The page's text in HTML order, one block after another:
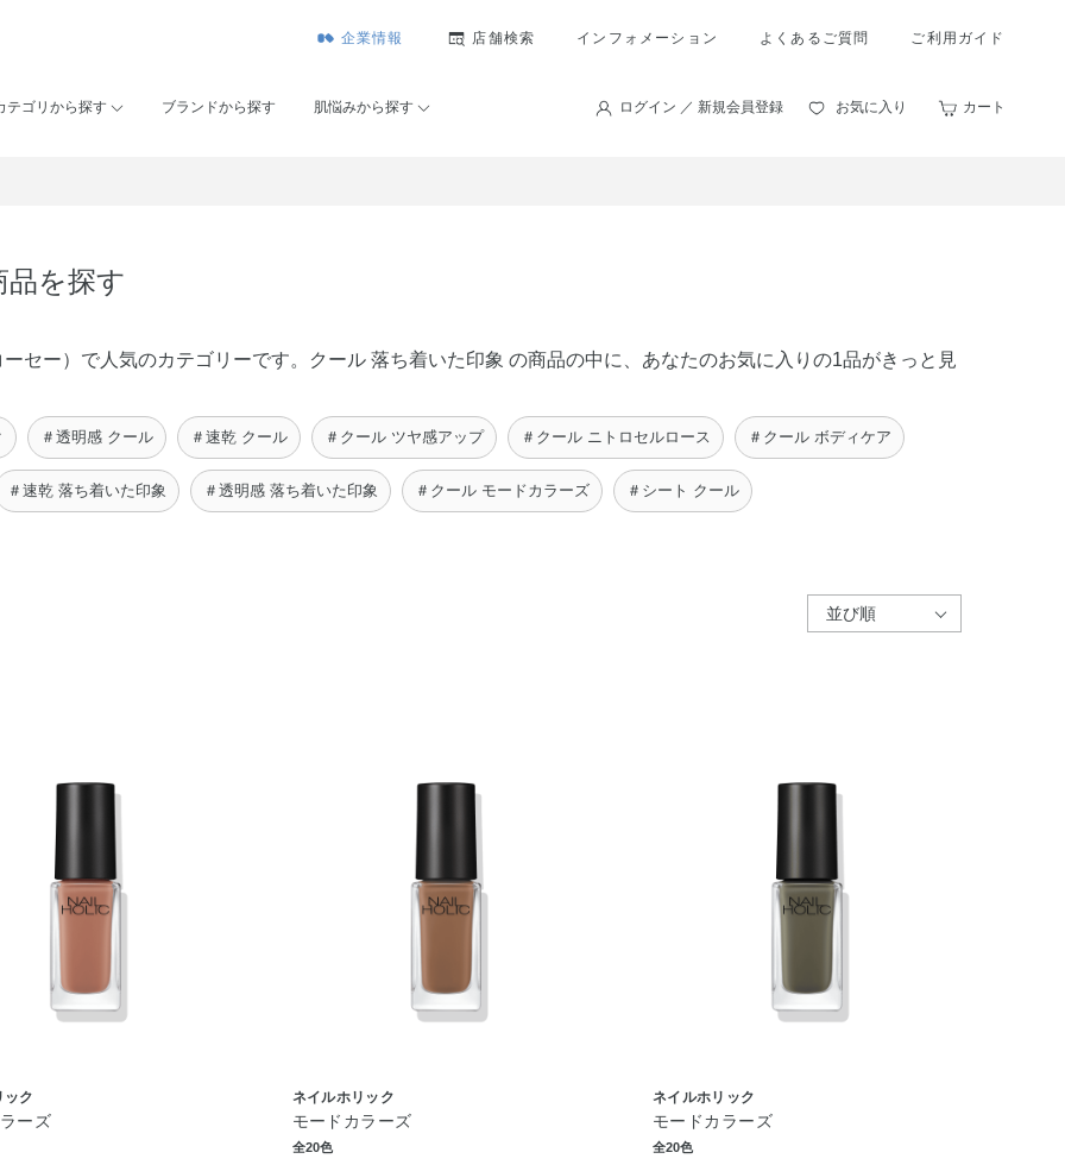
企業情報 店舗検索 インフォメーション よくあるご質問 ご利用ガイド
テゴリから探す ブランドから探す 肌悩みから探す ログイン ／ 新規会員登録 お気に入り カート
を探す
セー）で人気のカテゴリーです。クール 落ち着いた印象 の商品の中に、あなたのお気に入りの1品がきっと見
＃透明感 クール ＃速乾 クール ＃クール ツヤ感アップ ＃クール ニトロセルロース ＃クール ボディケア
＃速乾 落ち着いた印象 ＃透明感 落ち着いた印象 ＃クール モードカラーズ ＃シート クール
ック
ーズ
ネイルホリック
モードカラーズ
全20色
ネイルホリック
モードカラーズ
全20色